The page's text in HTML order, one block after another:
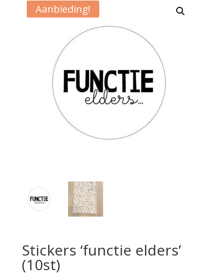
Aanbieding!
Stickers ‘functie elders’
(10st)